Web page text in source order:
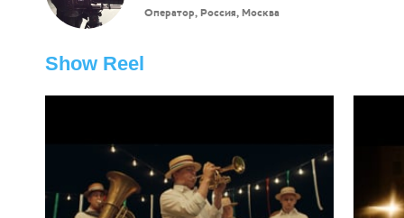
Оператор, Россия, Москва
Show Reel